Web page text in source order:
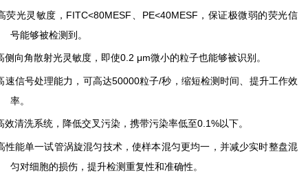
荧光灵敏度， FITC<80MESF PE<40MESF ，保证极微弱的荧光信
号能够被检测到。
侧向角散射光灵敏度，即使0.2 μm微小的粒子也能够被识别。
速信号处理能力，可高达50000粒子/秒，缩短检测时间、提升工作效
率。
效清洗系统，降低交叉污染，携带污染率低至0.1%以下。
性能单一试管涡旋混匀技术，使样本混匀更均一，并减少实时整盘混
匀对细胞的损伤，提升检测重复性和准确性。